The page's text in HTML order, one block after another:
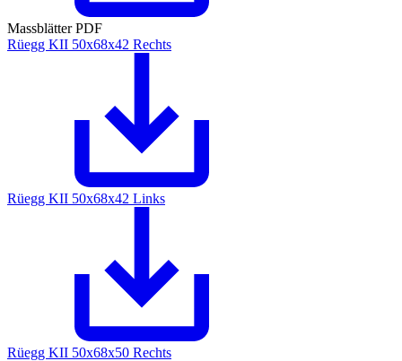
Massblätter PDF
Rüegg KII 50x68x42 Rechts
Rüegg KII 50x68x42 Links
Rüegg KII 50x68x50 Rechts